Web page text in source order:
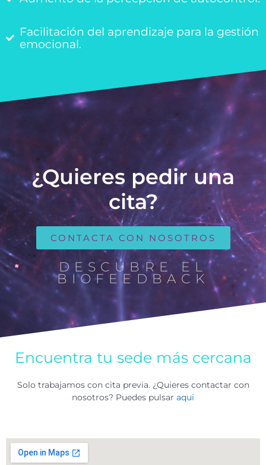
Facilitación del aprendizaje para la gestión
emocional.
¿Quieres pedir una
cita?
CONTACTA CON NOSOTROS
DESCUBRE EL
BIOFEEDBACK
Encuentra tu sede más cercana
Solo trabajamos con cita previa. ¿Quieres contactar con
nosotros? Puedes pulsar aqui